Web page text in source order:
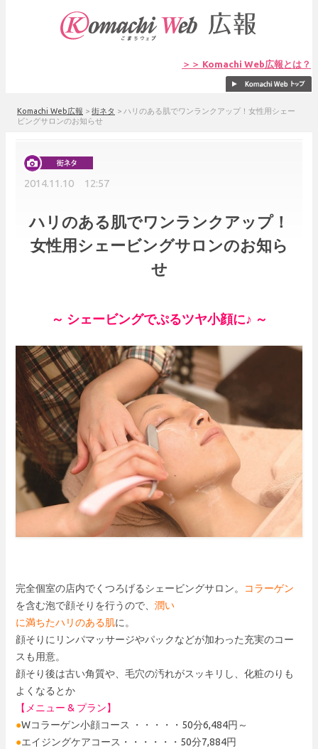
＞＞ Komachi Web広報とは？
Komachi Web広報 > 街ネタ > ハリのある肌でワンランクアップ！女性用シェー
ビングサロンのお知らせ
2014.11.10 12:57
ハリのある肌でワンランクアップ！
女性用シェービングサロンのお知ら
せ
～ シェービングでぷるツヤ小顔に♪ ～
完全個室の店内でくつろげるシェービングサロン。
コラーゲン
を含む泡で顔そりを行うので、 潤い
に満ちたハリのある肌に。
顔そりにリンパマッサージやパックなどが加わった充実のコー
スも用意。
顔そり後は古い角質や、毛穴の汚れがスッキリし、化粧のりも
よくなるとか
【メニュー & プラン】
●Wコラーゲン小顔コース ・・・・・50分6,484円～
●エイジングケアコース・・・・・・50分7,884円